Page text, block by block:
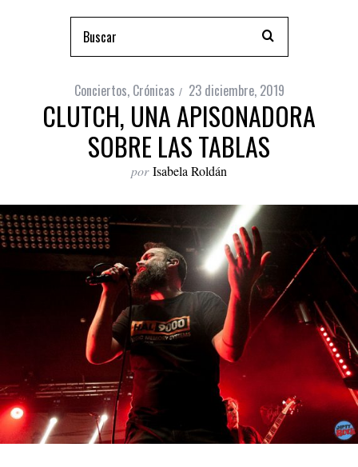
Conciertos, Crónicas 23 diciembre, 2019
CLUTCH, UNA APISONADORA
SOBRE LAS TABLAS
por Isabela Roldán